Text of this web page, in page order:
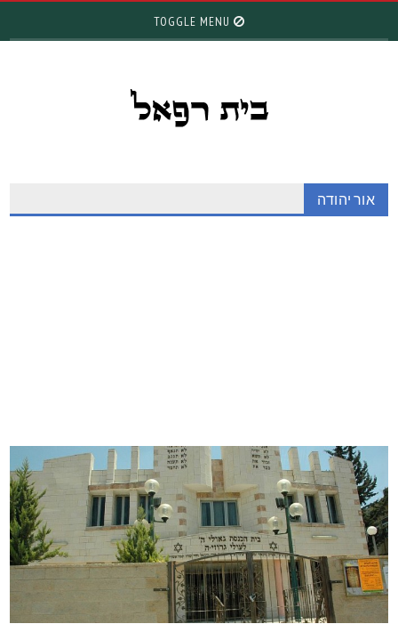
TOGGLE MENU
אור יהודה